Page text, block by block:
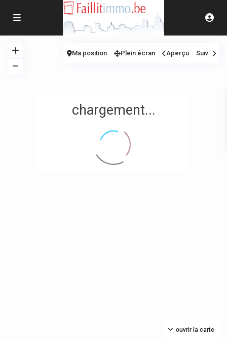
chargement...
ouvrir la carte
Ma position Plein écran Aperçu Suiv